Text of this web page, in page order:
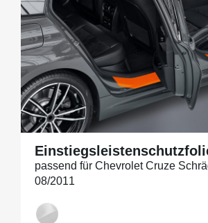
passend für Chevrolet Cruze
08/2011